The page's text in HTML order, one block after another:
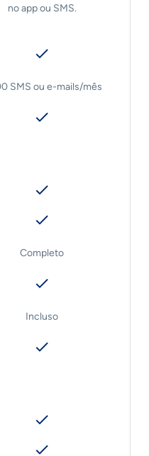
no app ou SMS.
SMS ou e-mails/mês
Completo
Incluso